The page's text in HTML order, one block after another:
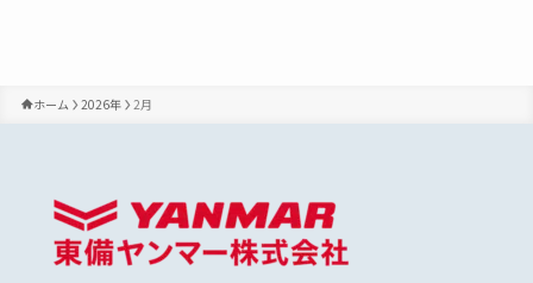
ホーム 2026年 2月